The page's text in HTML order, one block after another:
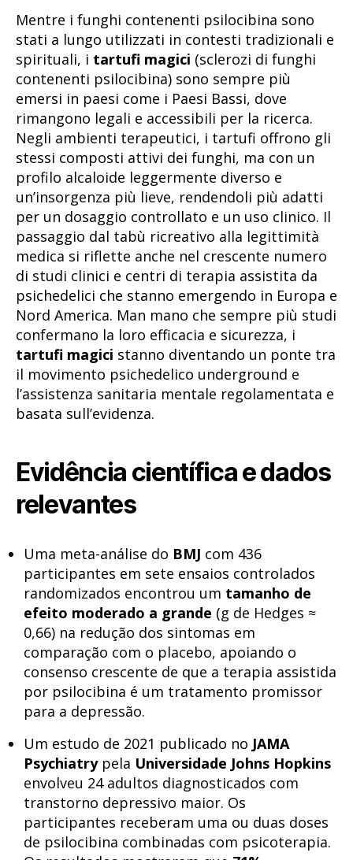
Mentre i funghi contenenti psilocibina sono
stati a lungo utilizzati in contesti tradizionali e
spirituali, i tartufi magici (sclerozi di funghi
contenenti psilocibina) sono sempre più
emersi in paesi come i Paesi Bassi, dove
rimangono legali e accessibili per la ricerca.
Negli ambienti terapeutici, i tartufi offrono gli
stessi composti attivi dei funghi, ma con un
profilo alcaloide leggermente diverso e
un’insorgenza più lieve, rendendoli più adatti
per un dosaggio controllato e un uso clinico. Il
passaggio dal tabù ricreativo alla legittimità
medica si riflette anche nel crescente numero
di studi clinici e centri di terapia assistita da
psichedelici che stanno emergendo in Europa e
Nord America. Man mano che sempre più studi
confermano la loro efficacia e sicurezza, i
tartufi magici stanno diventando un ponte tra
il movimento psichedelico underground e
l’assistenza sanitaria mentale regolamentata e
basata sull’evidenza.
Evidência científica e dados
relevantes
Uma meta-análise do BMJ com 436
participantes em sete ensaios controlados
randomizados encontrou um tamanho de
efeito moderado a grande (g de Hedges ≈
0,66) na redução dos sintomas em
comparação com o placebo, apoiando o
consenso crescente de que a terapia assistida
por psilocibina é um tratamento promissor
para a depressão.
Um estudo de 2021 publicado no JAMA
Psychiatrypela Universidade Johns Hopkins
envolveu 24 adultos diagnosticados com
transtorno depressivo maior. Os
participantes receberam uma ou duas doses
de psilocibina combinadas com psicoterapia.